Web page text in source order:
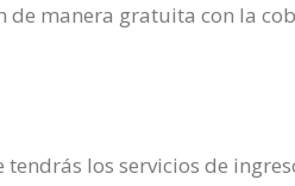
de manera gratuita con la
los servicios de